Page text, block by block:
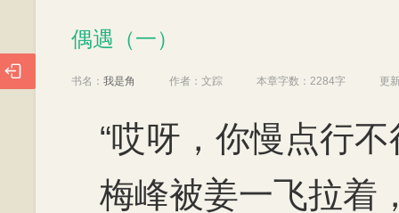
偶遇（一）
书名： 我是角 作者： 文踪 本章字数： 2284字 更
“哎呀，你慢点行不
梅峰被姜一飞拉着
